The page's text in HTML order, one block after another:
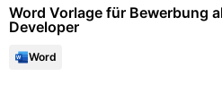
Word Vorlage für Bewerbung
Developer
Word